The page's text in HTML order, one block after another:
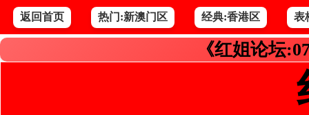
返回首页 热门:新澳门区 经典:香港区 表
《红姐论坛